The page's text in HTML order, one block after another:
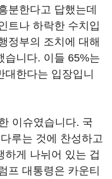
분한다고 답했는데
트나 하락한 수치입
정부의 조치에 대해
습니다. 이들 65%는
한다는 입장입니
이슈였습니다. 국
루는 것에 찬성하고
하게 나뉘어 있는 겁
프 대통령은 카운티